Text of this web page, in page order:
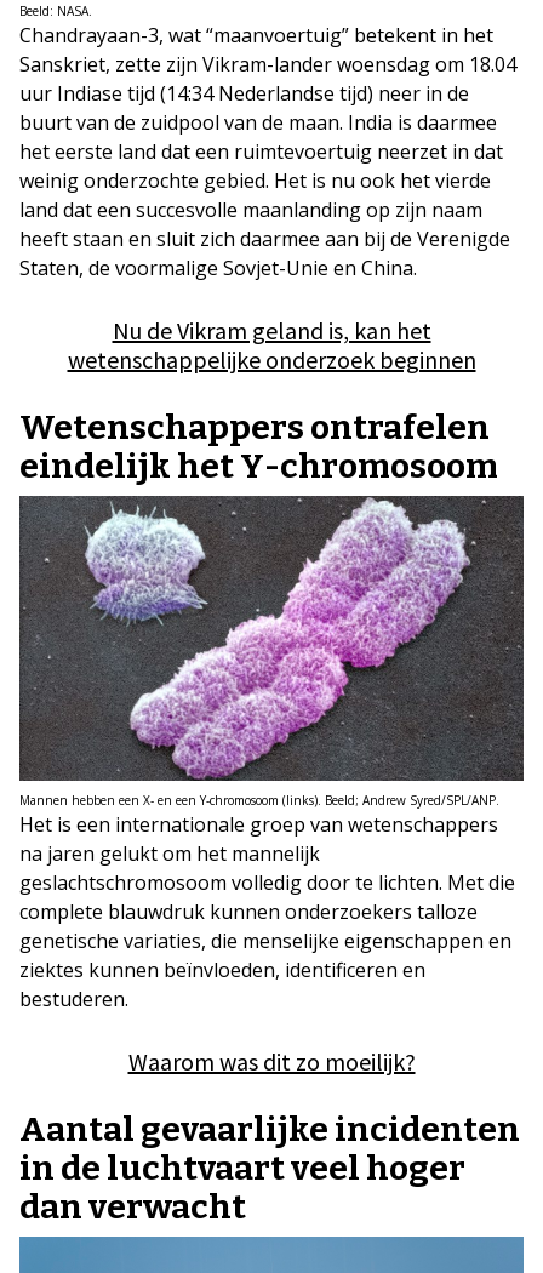
Beeld: NASA.
Chandrayaan-3, wat “maanvoertuig” betekent in het
Sanskriet, zette zijn Vikram-lander woensdag om 18.04
uur Indiase tijd (14:34 Nederlandse tijd) neer in de
buurt van de zuidpool van de maan. India is daarmee
het eerste land dat een ruimtevoertuig neerzet in dat
weinig onderzochte gebied. Het is nu ook het vierde
land dat een succesvolle maanlanding op zijn naam
heeft staan en sluit zich daarmee aan bij de Verenigde
Staten, de voormalige Sovjet-Unie en China.
Nu de Vikram geland is, kan het
wetenschappelijke onderzoek beginnen
Wetenschappers ontrafelen
eindelijk het Y-chromosoom
Mannen hebben een X- en een Y-chromosoom (links). Beeld; Andrew Syred/SPL/ANP.
Het is een internationale groep van wetenschappers
na jaren gelukt om het mannelijk
geslachtschromosoom volledig door te lichten. Met die
complete blauwdruk kunnen onderzoekers talloze
genetische variaties, die menselijke eigenschappen en
ziektes kunnen beïnvloeden, identificeren en
bestuderen.
Waarom was dit zo moeilijk?
Aantal gevaarlijke incidenten
in de luchtvaart veel hoger
dan verwacht